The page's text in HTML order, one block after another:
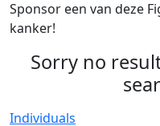
Sponsor een van deze
kanker!
Sorry no
Individuals